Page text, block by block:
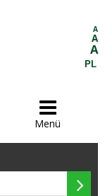
A
A
A
PL

Menü
